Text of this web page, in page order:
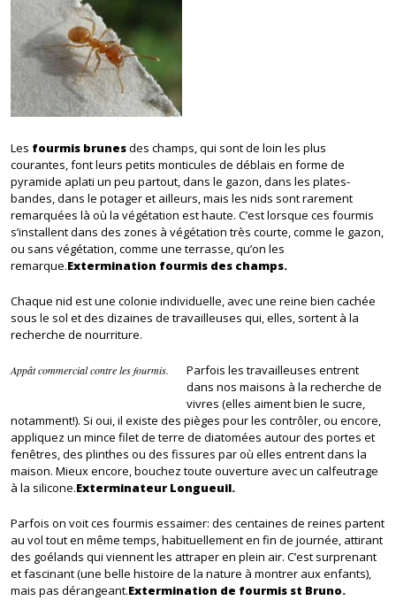
Les fourmis brunesdes champs, qui sont de loin les plus
courantes, font leurs petits monticules de déblais en forme de
pyramide aplati un peu partout, dans le gazon, dans les plates-
bandes, dans le potager et ailleurs, mais les nids sont rarement
remarquées là où la végétation est haute. C’est lorsque ces fourmis
s’installent dans des zones à végétation très courte, comme le gazon,
ou sans végétation, comme une terrasse, qu’on les
remarque.Extermination fourmis des champs.
Chaque nid est une colonie individuelle, avec une reine bien cachée
sous le sol et des dizaines de travailleuses qui, elles, sortent à la
recherche de nourriture.
Appât commercial contre les fourmis.
Parfois les travailleuses entrent
dans nos maisons à la recherche de
vivres (elles aiment bien le sucre,
notamment!). Si oui, il existe des pièges pour les contrôler, ou encore,
appliquez un mince filet de terre de diatomées autour des portes et
fenêtres, des plinthes ou des fissures par où elles entrent dans la
maison. Mieux encore, bouchez toute ouverture avec un calfeutrage
à la silicone.Exterminateur Longueuil.
Parfois on voit ces fourmis essaimer: des centaines de reines partent
au vol tout en même temps, habituellement en fin de journée, attirant
des goélands qui viennent les attraper en plein air. C’est surprenant
et fascinant (une belle histoire de la nature à montrer aux enfants),
mais pas dérangeant.Extermination de fourmis st Bruno.